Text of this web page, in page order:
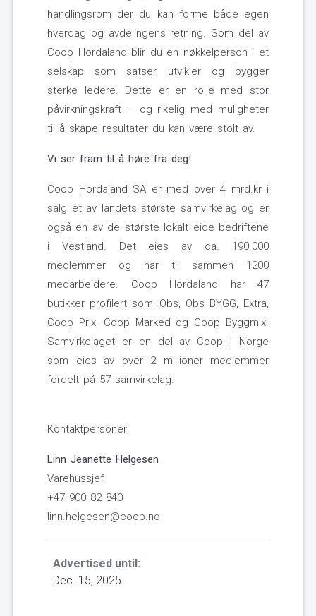
handlingsrom der du kan forme både egen
hverdag og avdelingens retning. Som del av
Coop Hordaland blir du en nøkkelperson i et
selskap som satser, utvikler og bygger
sterke ledere. Dette er en rolle med stor
påvirkningskraft – og rikelig med muligheter
til å skape resultater du kan være stolt av.
Vi ser fram til å høre fra deg!
Coop Hordaland SA er med over 4 mrd.kr i
salg et av landets største samvirkelag og er
også en av de største lokalt eide bedriftene
i Vestland. Det eies av ca. 190.000
medlemmer og har til sammen 1200
medarbeidere. Coop Hordaland har 47
butikker profilert som: Obs, Obs BYGG, Extra,
Coop Prix, Coop Marked og Coop Byggmix.
Samvirkelaget er en del av Coop i Norge
som eies av over 2 millioner medlemmer
fordelt på 57 samvirkelag.
Kontaktpersoner:
Linn Jeanette Helgesen
Varehussjef
+47 900 82 840
linn.helgesen@coop.no
Advertised until:
Dec. 15, 2025